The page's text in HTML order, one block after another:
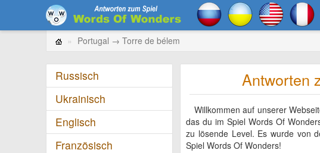
Portugal → Torre de bélem
Antworten
Willkommen auf unserer
das du im Spiel Words Of
zu lösende Level. Es wurde von
Spiel Words Of Wonders!
Russisch
Ukrainisch
Englisch
Französisch